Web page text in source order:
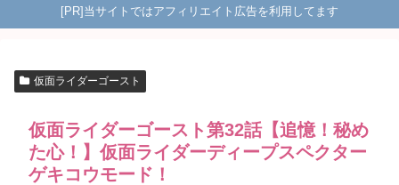
[PR]当サイトではアフィリエイト広告を利用してます
仮面ライダーゴースト
仮面ライダーゴースト第32話【追憶！秘め
た心！】仮面ライダーディープスペクター
ゲキコウモード！